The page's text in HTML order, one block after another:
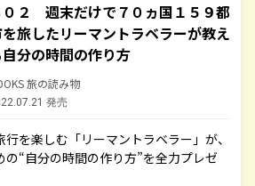
０２ 週末だけで７０ヵ国１５９都
旅したリーマントラベラーが教え
分の時間の作り方
旅の読み物
発売
を楽しむ「リーマントラベラー」が、
“自分の時間の作り方”を全力プレゼ